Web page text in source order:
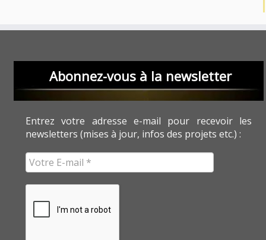
Abonnez-vous à la newsletter
Entrez votre adresse e-mail pour recevoir les
newsletters (mises à jour, infos des projets etc.) :